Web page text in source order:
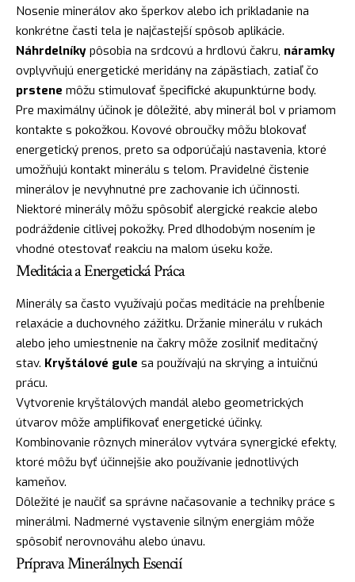
Nosenie minerálov ako šperkov alebo ich prikladanie na
konkrétne časti tela je najčastejší spôsob aplikácie.
Náhrdelníky pôsobia na srdcovú a hrdlovú čakru, náramky
ovplyvňujú energetické meridány na zápästiach, zatiaľ čo
prstene môžu stimulovať špecifické akupunktúrne body.
Pre maximálny účinok je dôležité, aby minerál bol v priamom
kontakte s pokožkou. Kovové obroučky môžu blokovať
energetický prenos, preto sa odporúčajú nastavenia, ktoré
umožňujú kontakt minerálu s telom. Pravidelné čistenie
minerálov je nevyhnutné pre zachovanie ich účinnosti.
Niektoré minerály môžu spôsobiť alergické reakcie alebo
podráždenie citlivej pokožky. Pred dlhodobým nosením je
vhodné otestovať reakciu na malom úseku kože.
Meditácia a Energetická Práca
Minerály sa často využívajú počas meditácie na prehĺbenie
relaxácie a duchovného zážitku. Držanie minerálu v rukách
alebo jeho umiestnenie na čakry môže zosilniť meditačný
stav. Kryštálové gule sa používajú na skrying a intuičnú
prácu.
Vytvorenie kryštálových mandál alebo geometrických
útvarov môže amplifikovať energetické účinky.
Kombinovanie rôznych minerálov vytvára synergické efekty,
ktoré môžu byť účinnejšie ako používanie jednotlivých
kameňov.
Dôležité je naučiť sa správne načasovanie a techniky práce s
minerálmi. Nadmerné vystavenie silným energiám môže
spôsobiť nerovnováhu alebo únavu.
Príprava Minerálnych Esencií